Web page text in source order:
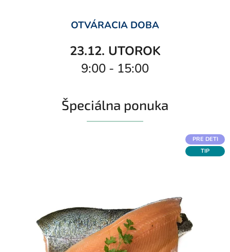
OTVÁRACIA DOBA
23.12. UTOROK
9:00 - 15:00
Špeciálna ponuka
PRE DETI
TIP